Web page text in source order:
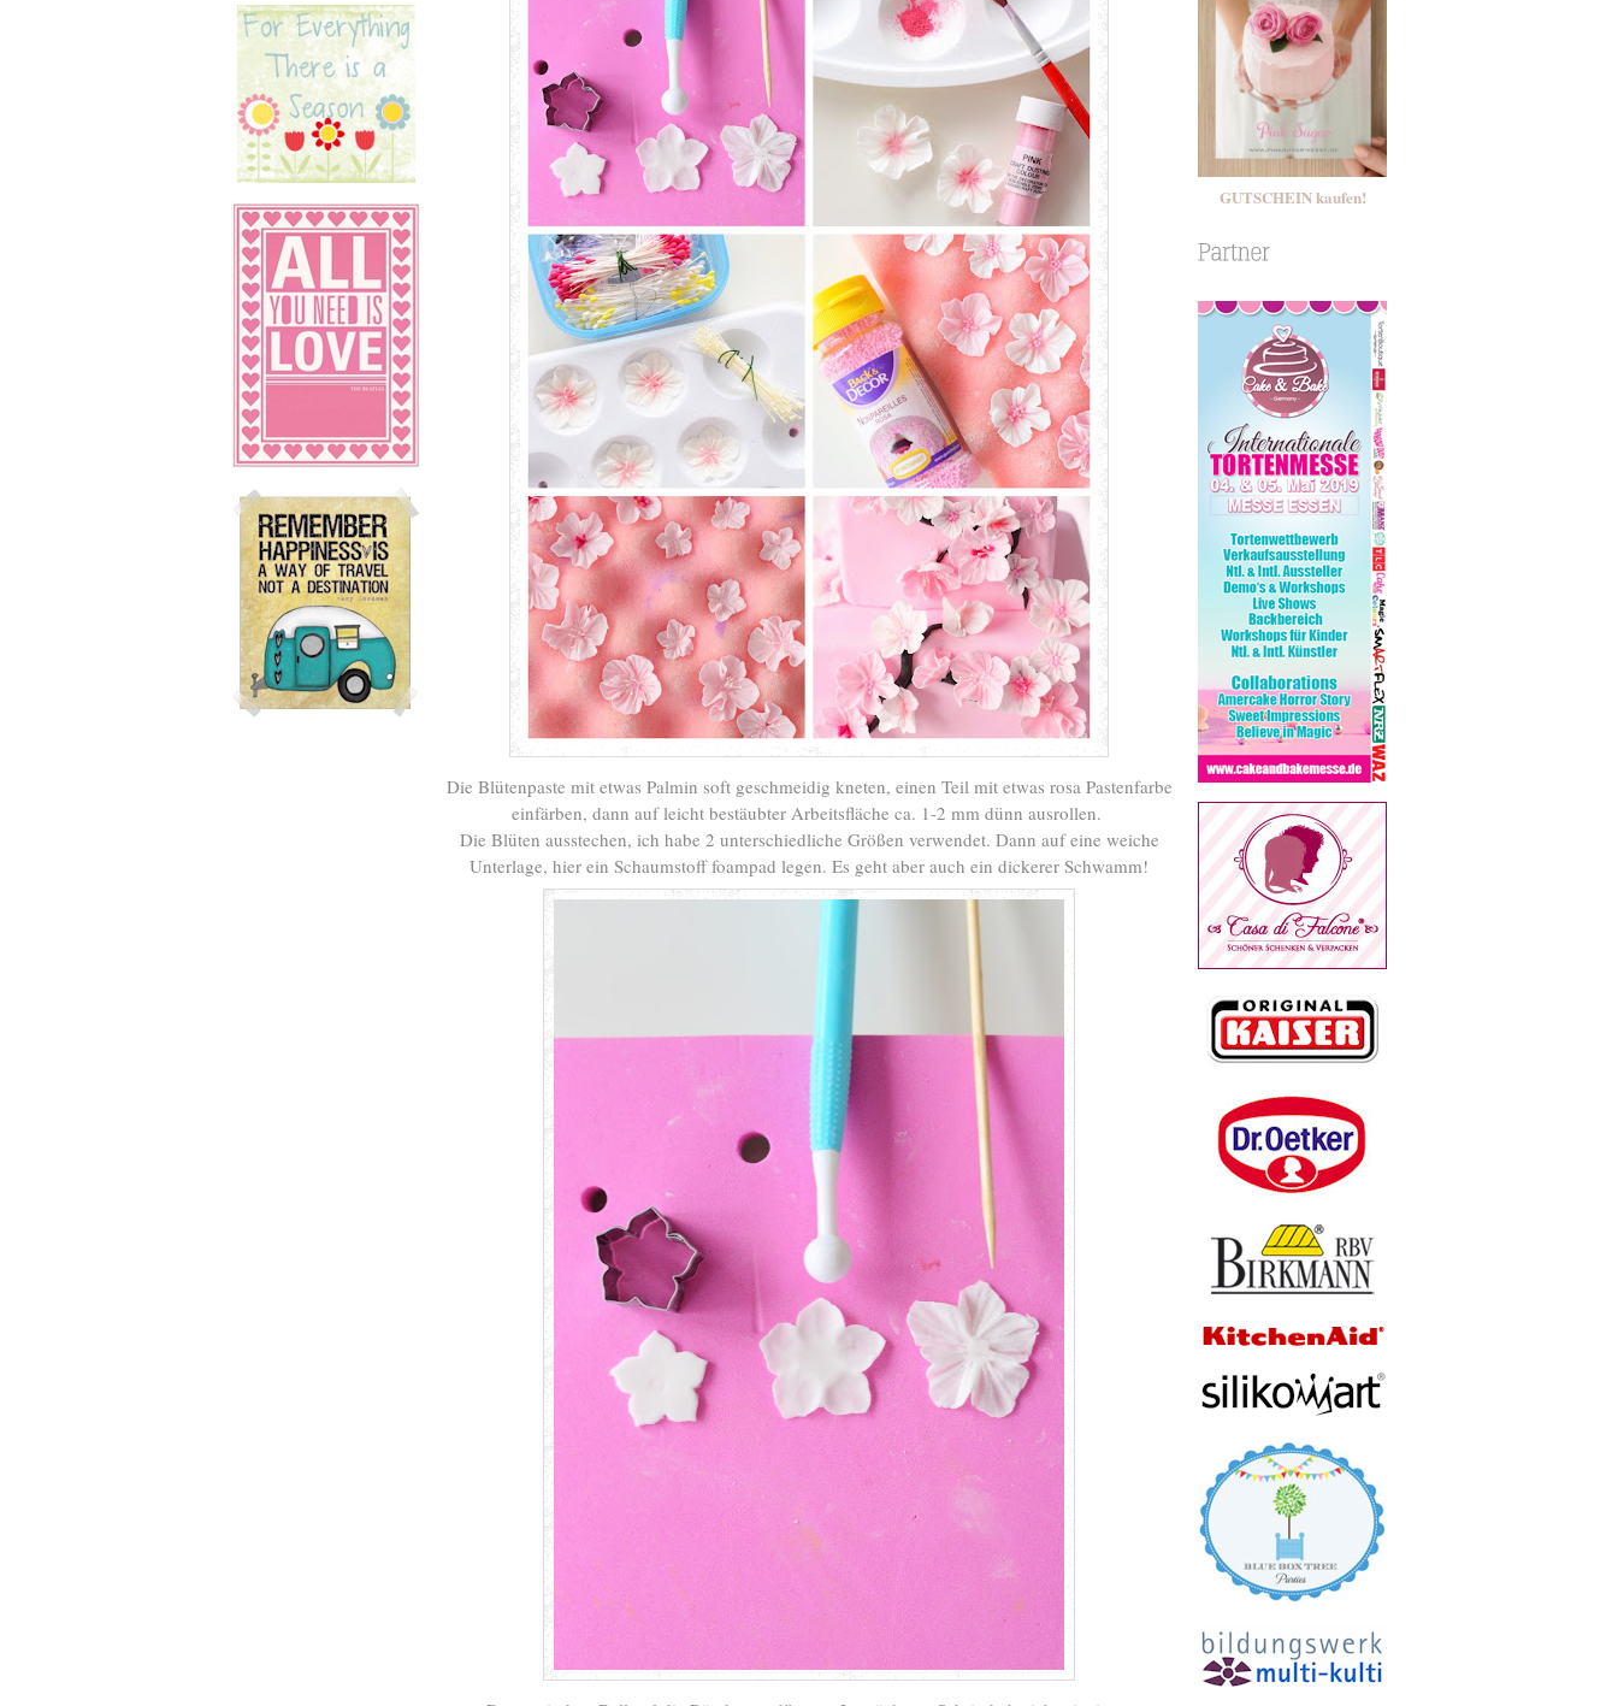
Die Blütenpaste mit etwas Palmin soft geschmeidig kneten, einen Teil mit etwas rosa Pastenfarbe
einfärben, dann auf leicht bestäubter Arbeitsfläche ca. 1-2 mm dünn ausrollen.
Die Blüten ausstechen, ich habe 2 unterschiedliche Größen verwendet. Dann auf eine weiche
Unterlage, hier ein Schaumstoff foampad legen. Es geht aber auch ein dickerer Schwamm!
GUTSCHEIN kaufen!